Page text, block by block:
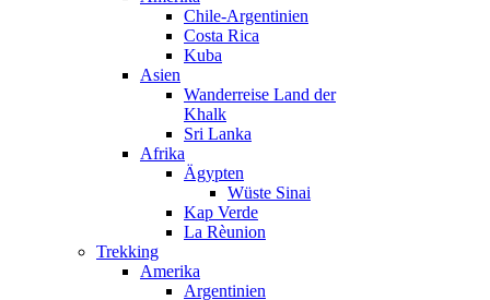
Chile-Argentinien
Costa Rica
Kuba
Asien
Wanderreise Land der
Khalk
Sri Lanka
Afrika
Ägypten
Wüste Sinai
Kap Verde
La Rèunion
Trekking
Amerika
Argentinien